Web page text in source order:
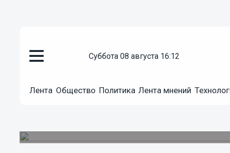
суббота 08 августа 16:12
Лента Общество Политика Лента мнений
08.07.202618:40